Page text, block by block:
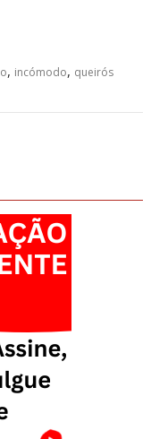
, incómodo, queirós